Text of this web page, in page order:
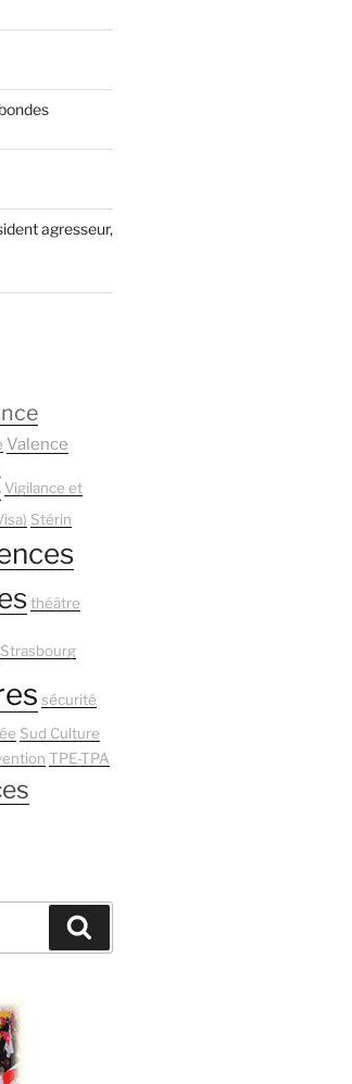
agresseur,
Valence
Vigilance et
Stérin
théâtre
Strasbourg
sécurité
Sud Culture
TPE-TPA